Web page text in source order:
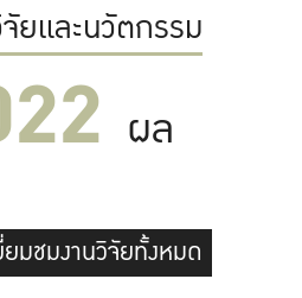
ยและนวัตกรรม
ผล
ยมชมงานวิจัยทั้งหมด